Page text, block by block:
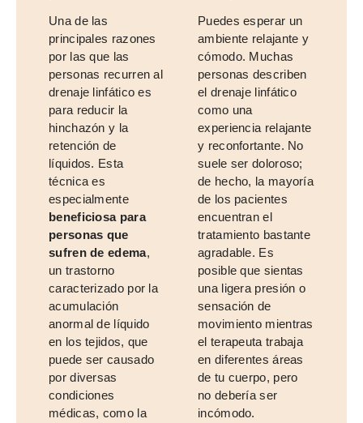
Una de las
principales razones
por las que las
personas recurren al
drenaje linfático es
para reducir la
hinchazón y la
retención de
líquidos. Esta
técnica es
especialmente
beneficiosa para
personas que
sufren de edema,
un trastorno
caracterizado por la
acumulación
anormal de líquido
en los tejidos, que
puede ser causado
por diversas
condiciones
médicas, como la
Puedes esperar un
ambiente relajante y
cómodo. Muchas
personas describen
el drenaje linfático
como una
experiencia relajante
y reconfortante. No
suele ser doloroso;
de hecho, la mayoría
de los pacientes
encuentran el
tratamiento bastante
agradable. Es
posible que sientas
una ligera presión o
sensación de
movimiento mientras
el terapeuta trabaja
en diferentes áreas
de tu cuerpo, pero
no debería ser
incómodo.